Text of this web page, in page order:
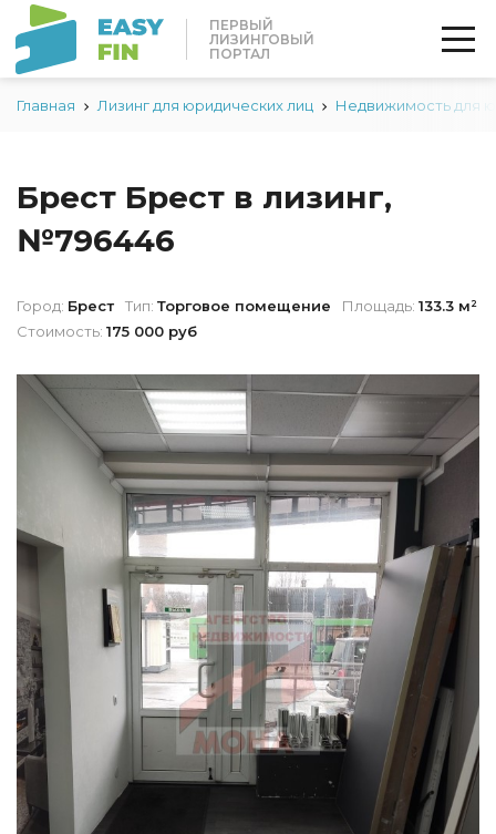
ПЕРВЫЙ
ЛИЗИНГОВЫЙ
ПОРТАЛ
Главная Лизинг для юридических лиц Недвижимость для
Брест Брест в лизинг,
№796446
Город: Брест Тип: Торговое помещение Площадь: 133.3 м²
Стоимость: 175 000 руб